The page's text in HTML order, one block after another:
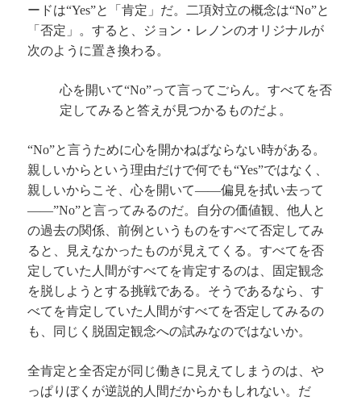
ードは“Yes”と「肯定」だ。二項対立の概念は“No”と
「否定」。すると、ジョン・レノンのオリジナルが
次のように置き換わる。
心を開いて“No”って言ってごらん。すべてを否
定してみると答えが見つかるものだよ。
“No”と言うために心を開かねばならない時がある。
親しいからという理由だけで何でも“Yes”ではなく、
親しいからこそ、心を開いて――偏見を拭い去って
――”No”と言ってみるのだ。自分の価値観、他人と
の過去の関係、前例というものをすべて否定してみ
ると、見えなかったものが見えてくる。すべてを否
定していた人間がすべてを肯定するのは、固定観念
を脱しようとする挑戦である。そうであるなら、す
べてを肯定していた人間がすべてを否定してみるの
も、同じく脱固定観念への試みなのではないか。
全肯定と全否定が同じ働きに見えてしまうのは、や
っぱりぼくが逆説的人間だからかもしれない。だ